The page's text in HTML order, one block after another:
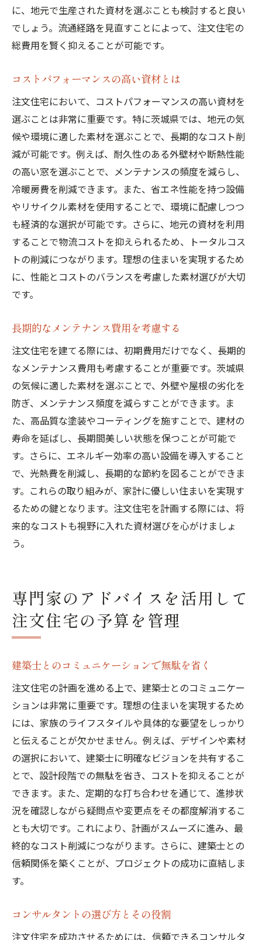
に、地元で生産された資材を選ぶことも検討すると良い
でしょう。流通経路を見直すことによって、注文住宅の
総費用を賢く抑えることが可能です。
コストパフォーマンスの高い資材とは
注文住宅において、コストパフォーマンスの高い資材を
選ぶことは非常に重要です。特に茨城県では、地元の気
候や環境に適した素材を選ぶことで、長期的なコスト削
減が可能です。例えば、耐久性のある外壁材や断熱性能
の高い窓を選ぶことで、メンテナンスの頻度を減らし、
冷暖房費を削減できます。また、省エネ性能を持つ設備
やリサイクル素材を使用することで、環境に配慮しつつ
も経済的な選択が可能です。さらに、地元の資材を利用
することで物流コストを抑えられるため、トータルコス
トの削減につながります。理想の住まいを実現するため
に、性能とコストのバランスを考慮した素材選びが大切
です。
長期的なメンテナンス費用を考慮する
注文住宅を建てる際には、初期費用だけでなく、長期的
なメンテナンス費用も考慮することが重要です。茨城県
の気候に適した素材を選ぶことで、外壁や屋根の劣化を
防ぎ、メンテナンス頻度を減らすことができます。ま
た、高品質な塗装やコーティングを施すことで、建材の
寿命を延ばし、長期間美しい状態を保つことが可能で
す。さらに、エネルギー効率の高い設備を導入すること
で、光熱費を削減し、長期的な節約を図ることができま
す。これらの取り組みが、家計に優しい住まいを実現す
るための鍵となります。注文住宅を計画する際には、将
来的なコストも視野に入れた資材選びを心がけましょ
う。
専門家のアドバイスを活用して
注文住宅の予算を管理
建築士とのコミュニケーションで無駄を省く
注文住宅の計画を進める上で、建築士とのコミュニケー
ションは非常に重要です。理想の住まいを実現するため
には、家族のライフスタイルや具体的な要望をしっかり
と伝えることが欠かせません。例えば、デザインや素材
の選択において、建築士に明確なビジョンを共有するこ
とで、設計段階での無駄を省き、コストを抑えることが
できます。また、定期的な打ち合わせを通じて、進捗状
況を確認しながら疑問点や変更点をその都度解消するこ
とも大切です。これにより、計画がスムーズに進み、最
終的なコスト削減につながります。さらに、建築士との
信頼関係を築くことが、プロジェクトの成功に直結しま
す。
コンサルタントの選び方とその役割
注文住宅を成功させるためには、信頼できるコンサルタ